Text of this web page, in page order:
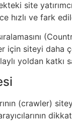
site
hızlı ve fark
için siteyi
yoldan katkı
(crawler)